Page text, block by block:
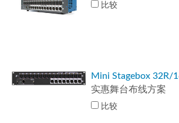
比较
Mini Stagebox 32R/
实惠舞台布线方案
比较